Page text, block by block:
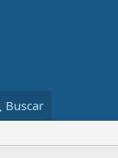
Buscar